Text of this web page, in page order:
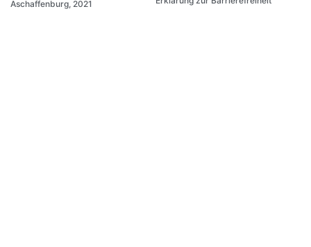
Aschaffenburg, 2021